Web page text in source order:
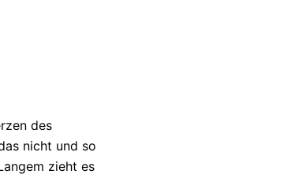
des
nicht und so
zieht es